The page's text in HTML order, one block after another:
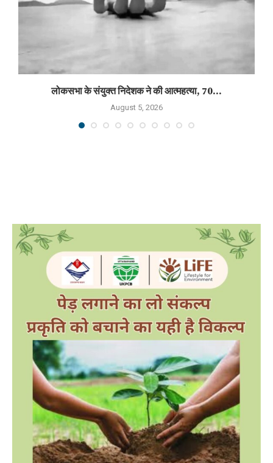
लोकसभा के संयुक्त निदेशक ने की आत्महत्या, 70...
August 5, 2026